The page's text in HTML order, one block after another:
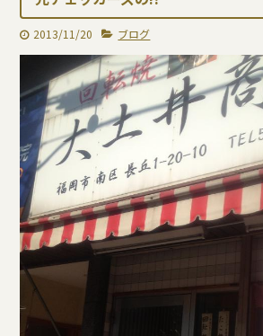
2013/11/20 ブログ